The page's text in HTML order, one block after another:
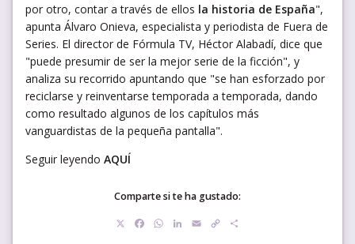
por otro, contar a través de ellos la historia de España",
apunta Álvaro Onieva, especialista y periodista de Fuera de
Series. El director de Fórmula TV, Héctor Alabadí, dice que
"puede presumir de ser la mejor serie de la ficción", y
analiza su recorrido apuntando que "se han esforzado por
reciclarse y reinventarse temporada a temporada, dando
como resultado algunos de los capítulos más
vanguardistas de la pequeña pantalla".
Seguir leyendo AQUÍ
Comparte si te ha gustado:
Facebook
WhatsApp
LinkedIn
EmailCopy